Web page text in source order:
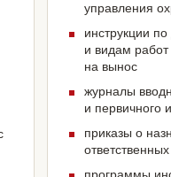
управления
инструкции
и видам
на вынос
журналы
и первичного
приказы о
ответственных